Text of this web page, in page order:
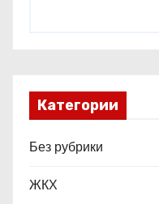
я
з
а
п
Категории
Без рубрики
ЖКХ